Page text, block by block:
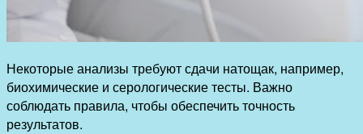
Некоторые анализы требуют сдачи натощак, например,
биохимические и серологические тесты. Важно
соблюдать правила, чтобы обеспечить точность
результатов.